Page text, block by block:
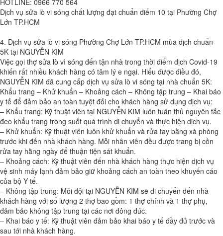
HOTLINE: 0966 770 564
Dịch vụ sửa lò vi sóng chất lượng đạt chuẩn điểm 10 tại Phường Chợ
Lớn TP.HCM
4. Dịch vụ sửa lò vi sóng Phường Chợ Lớn TP.HCM mùa dịch chuẩn
5K tại NGUYỄN KIM
Việc gọi thợ sửa lò vì sóng đến tận nhà trong thời điểm dịch Covid-19
khiến rất nhiều khách hàng có tâm lý e ngại. Hiểu được điều đó,
NGUYỄN KIM đã cung cấp dịch vụ sửa lò vi sóng tại nhà chuẩn 5K:
Khẩu trang – Khử khuẩn – Khoảng cách – Không tập trung – Khai báo
y tế để đảm bảo an toàn tuyệt đối cho khách hàng sử dụng dịch vụ:
– Khẩu trang: Kỹ thuật viên tại NGUYỄN KIM luôn tuân thủ nguyên tắc
đeo khẩu trang trong suốt quá trình di chuyển và thực hiện dịch vụ.
– Khử khuẩn: Kỹ thuật viên luôn khử khuẩn và rửa tay bằng xà phòng
trước khi đến nhà khách hàng. Mỗi nhân viên đều được trang bị cồn
rửa tay hằng ngày để thuận tiện sát khuẩn.
– Khoảng cách: Kỹ thuật viên đến nhà khách hàng thực hiện dịch vụ
vệ sinh máy lạnh đảm bảo giữ khoảng cách an toàn theo khuyến cáo
của bộ Y tế.
– Không tập trung: Mỗi đội tại NGUYỄN KIM sẽ di chuyển đến nhà
khách hàng với số lượng 2 thợ bao gồm: 1 thợ chính và 1 thợ phụ,
đảm bảo không tập trung tại các nơi đông đúc.
– Khai báo y tế: Kỹ thuật viên đảm bảo khai báo y tế đầy đủ trước và
sau tới nhà khách hàng.